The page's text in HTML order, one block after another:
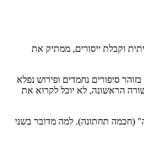
וקבלת ייסורים, ממתיק את
סיפורים נחמדים ופירוש נפלא
הראשונה, לא יוכל לקרוא את
(חכמה תחתונה). למה מדובר בשני